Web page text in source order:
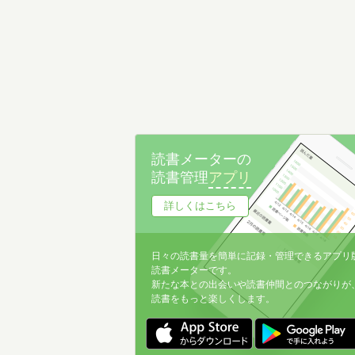
読書メーターの
読書管理アプリ
詳しくはこちら
日々の読書量を簡単に記録・管理できるアプリ
読書メーターです。
新たな本との出会いや読書仲間とのつながりが
読書をもっと楽しくします。